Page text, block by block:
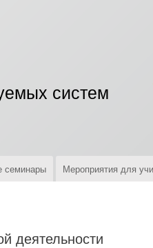
систем
семинары Мероприятия для
деятельности